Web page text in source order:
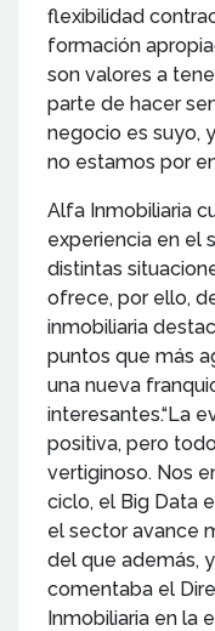
flexibilidad
formación
son valores a
parte de hacer
negocio es suyo,
no estamos por
Alfa Inmobiliaria
experiencia en el
distintas
ofrece, por ello,
inmobiliaria
puntos que más
una nueva
interesantes.“La
positiva, pero
vertiginoso. Nos
ciclo, el Big Data
el sector avance
del que además,
comentaba el
Inmobiliaria en la